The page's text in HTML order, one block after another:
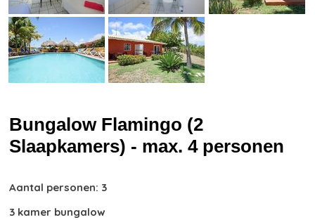
Bungalow Flamingo (2
Slaapkamers) - max. 4 personen
Aantal personen: 3
3 kamer bungalow